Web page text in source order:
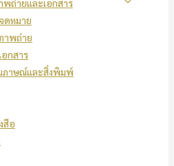
พถ่ายและเอกสาร
ดหมาย
าพถ่าย
อกสาร
ภาษณ์และสิ่งพิมพ์
สือ